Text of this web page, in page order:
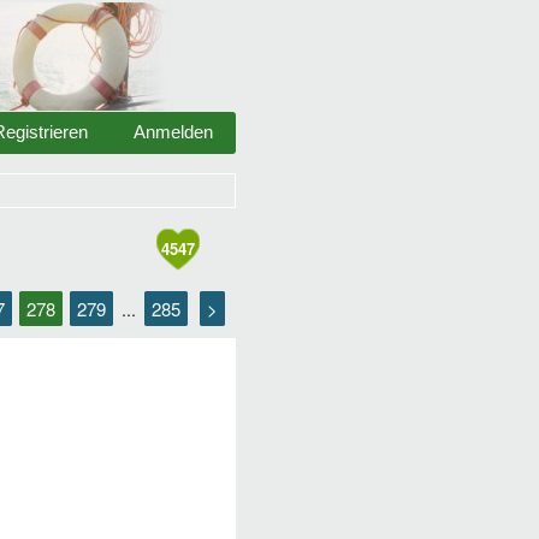
Anmelden
4547
278 279 ... 285 >